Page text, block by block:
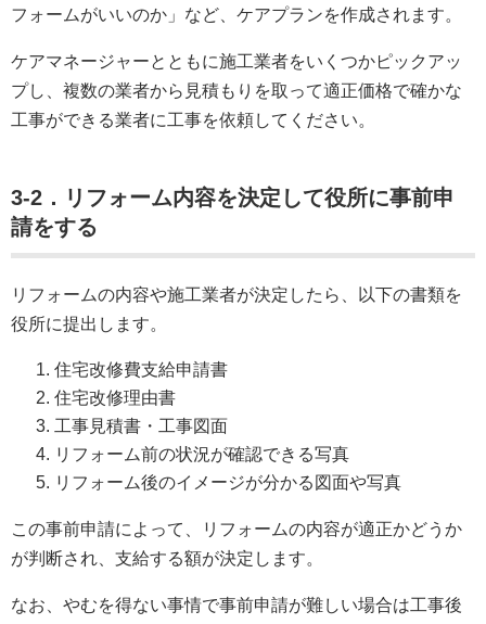
フォームがいいのか」など、ケアプランを作成されます。
ケアマネージャーとともに施工業者をいくつかピックアッ
プし、複数の業者から見積もりを取って適正価格で確かな
工事ができる業者に工事を依頼してください。
3-2．リフォーム内容を決定して役所に事前申
請をする
リフォームの内容や施工業者が決定したら、以下の書類を
役所に提出します。
住宅改修費支給申請書
住宅改修理由書
工事見積書・工事図面
リフォーム前の状況が確認できる写真
リフォーム後のイメージが分かる図面や写真
この事前申請によって、リフォームの内容が適正かどうか
が判断され、支給する額が決定します。
なお、やむを得ない事情で事前申請が難しい場合は工事後